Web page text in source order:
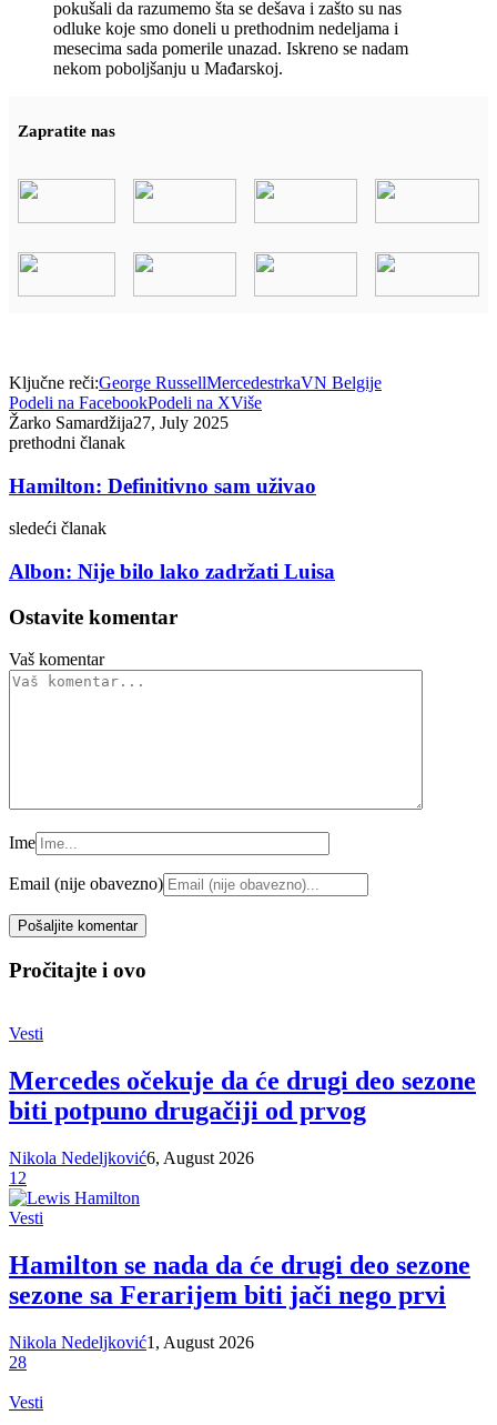
pokušali da razumemo šta se dešava i zašto su nas
odluke koje smo doneli u prethodnim nedeljama i
mesecima sada pomerile unazad. Iskreno se nadam
nekom poboljšanju u Mađarskoj.
Zapratite nas
Ključne reči:George RussellMercedestrkaVN Belgije
Podeli na FacebookPodeli na XViše
Žarko Samardžija27, July 2025
prethodni članak
Hamilton: Definitivno sam uživao
sledeći članak
Albon: Nije bilo lako zadržati Luisa
Ostavite komentar
Vaš komentar
Ime
Email (nije obavezno)
Pročitajte i ovo
Vesti
Mercedes očekuje da će drugi deo sezone
biti potpuno drugačiji od prvog
Nikola Nedeljković6, August 2026
12
Vesti
Hamilton se nada da će drugi deo sezone
sezone sa Ferarijem biti jači nego prvi
Nikola Nedeljković1, August 2026
28
Vesti